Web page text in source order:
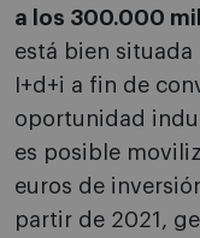
a los 300.000
está bien
I+d+i a fin de
oportunidad
es posible
euros de
partir de 2021,